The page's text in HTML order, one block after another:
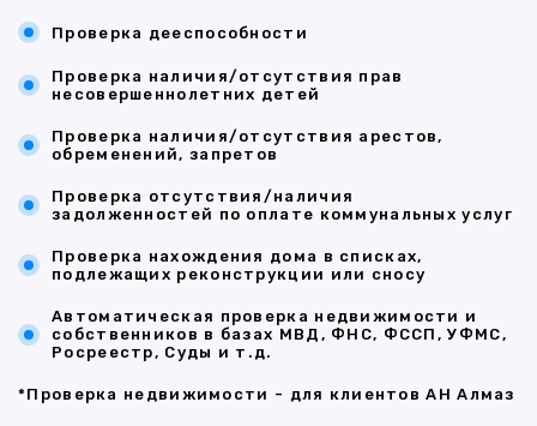
Проверка дееспособности
Проверка наличия/отсутствия прав
несовершеннолетних детей
Проверка наличия/отсутствия арестов,
обременений, запретов
Проверка отсутствия/наличия
задолженностей по оплате коммунальных услуг
Проверка нахождения дома в списках,
подлежащих реконструкции или сносу
Автоматическая проверка недвижимости и
собственников в базах МВД, ФНС, ФССП, УФМС,
Росреестр, Суды и т.д.
*Проверка недвижимости - для клиентов АН Алмаз